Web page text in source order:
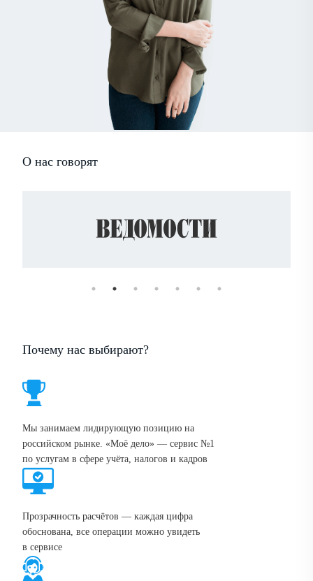
О нас говорят
Почему нас выбирают?
Мы занимаем лидирующую позицию на
российском рынке. «Моё дело» — сервис №1
по услугам в сфере учёта, налогов и кадров
Прозрачность расчётов — каждая цифра
обоснована, все операции можно увидеть
в сервисе